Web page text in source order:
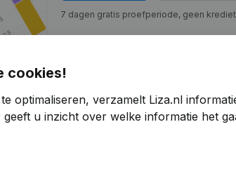
7 dagen gratis proefperiode, geen
cookies!
optimaliseren, verzamelt Liza.nl
geeft u inzicht over welke informatie het